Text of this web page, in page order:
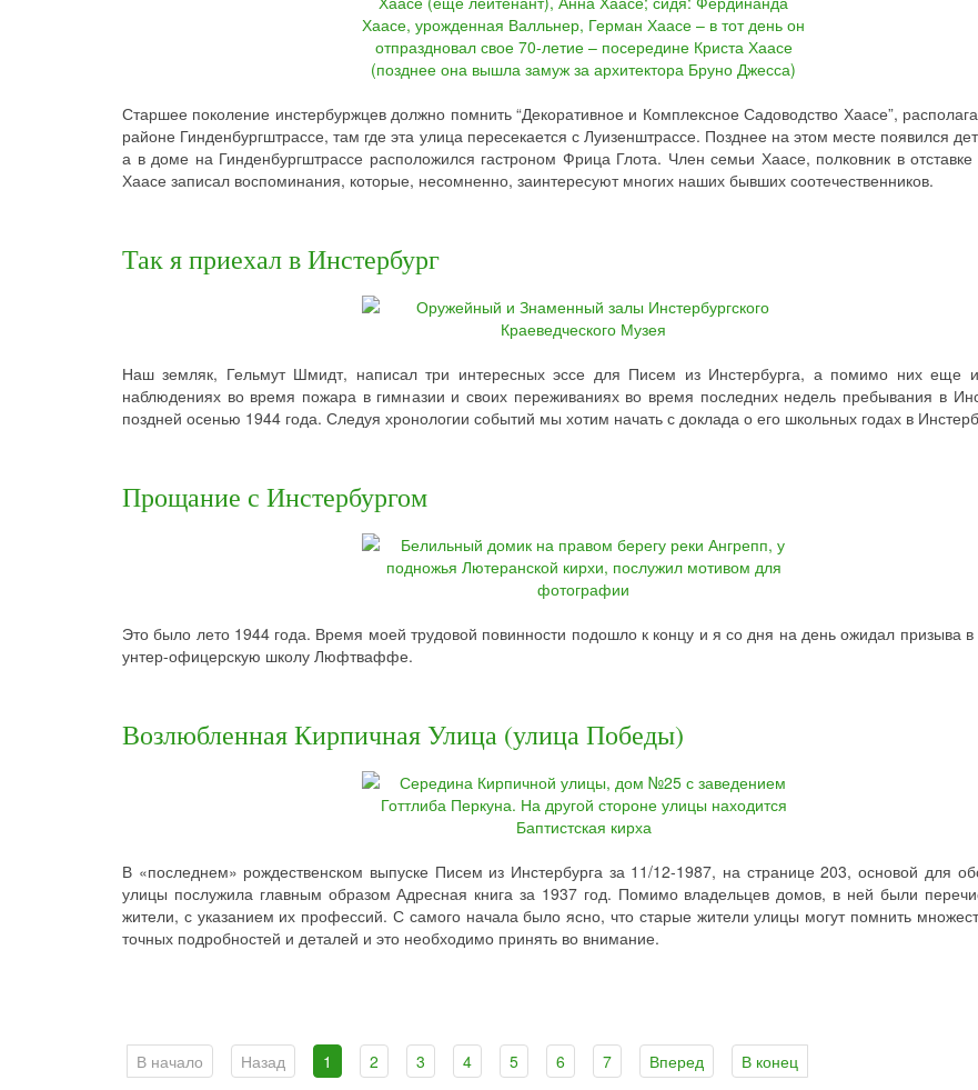
Старшее поколение инстербуржцев должно помнить “Декоративное и Комплексное Садоводство Хаасе”,
районе Гинденбургштрассе, там где эта улица пересекается с Луизенштрассе. Позднее на этом месте появился
а в доме на Гинденбургштрассе расположился гастроном Фрица Глота. Член семьи Хаасе, полковник в
Хаасе записал воспоминания, которые, несомненно, заинтересуют многих наших бывших соотечественников.
Так я приехал в Инстербург
Наш земляк, Гельмут Шмидт, написал три интересных эссе для Писем из Инстербурга, а помимо них еще
наблюдениях во время пожара в гимназии и своих переживаниях во время последних недель пребывания в
поздней осенью 1944 года. Следуя хронологии событий мы хотим начать с доклада о его школьных годах в
Прощание с Инстербургом
Это было лето 1944 года. Время моей трудовой повинности подошло к концу и я со дня на день ожидал призыва
унтер-офицерскую школу Люфтваффе.
Возлюбленная Кирпичная Улица (улица Победы)
В «последнем» рождественском выпуске Писем из Инстербурга за 11/12-1987, на странице 203, основой для
улицы послужила главным образом Адресная книга за 1937 год. Помимо владельцев домов, в ней были
жители, с указанием их профессий. С самого начала было ясно, что старые жители улицы могут помнить
точных подробностей и деталей и это необходимо принять во внимание.
В начало Назад 1 2 3 4 5 6 7 Вперед В конец